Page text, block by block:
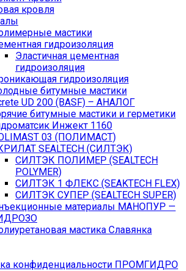
кровля
мастики
гидроизоляция
Эластичная цементная
гидроизоляция
гидроизоляция
битумные мастики
UD 200 (BASF) – АНАЛОГ
битумные мастики и герметики
Инжект 1160
03 (ПОЛИМАСТ)
SEALTECH (СИЛТЭК)
СИЛТЭК ПОЛИМЕР (SEALTECH
POLYMER)
СИЛТЭК 1 ФЛЕКС (SEAKTECH FLEX)
СИЛТЭК СУПЕР (SEALTECH SUPER)
материалы МАНОПУР —
мастика Славянка
конфиденциальности ПРОМГИДРО